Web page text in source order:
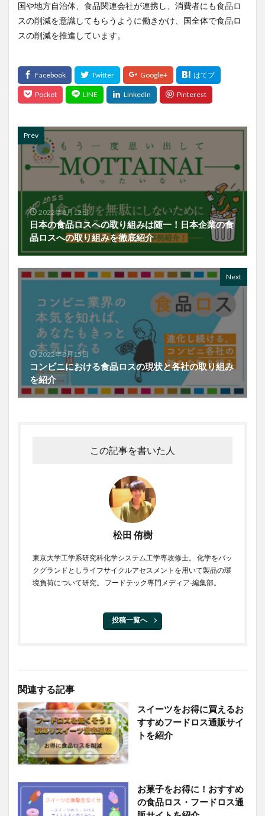
国や地方自治体、食品関連会社が連携し、消費者にも食品ロ
スの削減を意識してもらうように働きかけ、国全体で食品ロ
スの削減を推進しています。
Prev
2022年8月12日
日本の食品ロスへの取り組みは随一！日本企業の食
品ロスへの取り組みを徹底紹介
Next
2022年8月15日
コンビニにおける食品ロスの現状と各社の取り組み
を紹介
この記事を書いた人
松田 侑樹
東京大学工学系研究科化学システム工学専攻修士。 化学をバッ
クグランドとしライフサイクルアセスメントを用いて製品の環
境負荷について研究。 フードテック専門メディア-編集部。
投稿一覧へ
関連する記事
スイーツをお得に買えるお
すすめフードロス通販サイ
トを紹介
お菓子をお得に！おすすめ
の食品ロス・フードロス通